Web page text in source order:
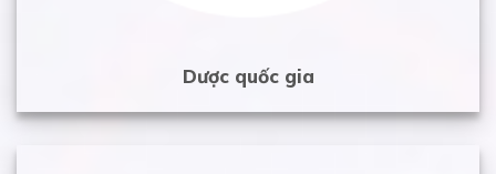
Dược quốc gia